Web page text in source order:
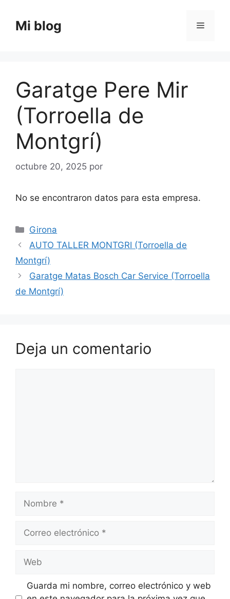
contenido
Mi blog Menú
Garatge Pere Mir
(Torroella de
Montgrí)
octubre 20, 2025 por
No se encontraron datos para esta empresa.
Categorías
Girona
AUTO TALLER MONTGRI (Torroella de
Montgrí)
Garatge Matas Bosch Car Service (Torroella
de Montgrí)
Deja un comentario
electrónico
Guarda mi nombre, correo electrónico y web